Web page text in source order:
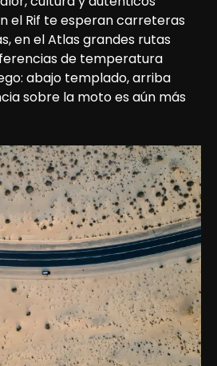
el Rif te esperan carreteras
en el Atlas grandes rutas
de temperatura
abajo templado, arriba
sobre la moto es aún más